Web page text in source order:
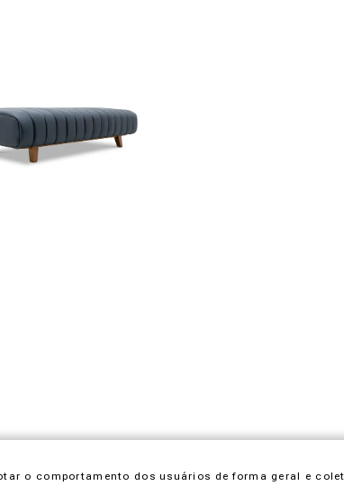
o comportamento dos usuários de forma geral e